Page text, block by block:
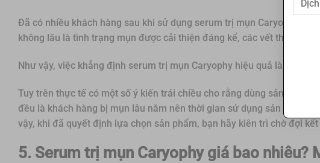
Đã có nhiều khách hàng sau khi sử dụng serum trị mụn Caryophy
không lâu là tình trạng mụn được cải thiện đáng kể, các vết thâm, sẹo
Như vậy, việc khẳng định serum trị mụn Caryophy hiệu quả là hoàn
Tuy trên thực tế có một số ý kiến trái chiều cho rằng dùng sản phẩm
đều là khách hàng bị mụn lâu năm nên thời gian sử dụng sản phẩm
vậy, khi đã quyết định lựa chọn sản phẩm, bạn hãy kiên trì chờ đợi
5. Serum trị mụn Caryophy giá bao nhiêu?